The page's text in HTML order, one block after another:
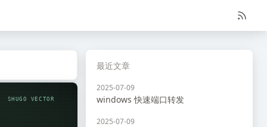
SHUGO VECTOR
最近文章
2025-07-09
windows 快速端口转发
2025-07-09